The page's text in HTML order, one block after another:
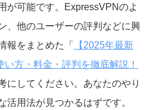
が可能です。ExpressVPNのよ
、他のユーザーの評判などに興
報をまとめた「
【2025年最新
方・料金・評判を徹底解説！
にしてください。あなたのやり
活用法が見つかるはずです。